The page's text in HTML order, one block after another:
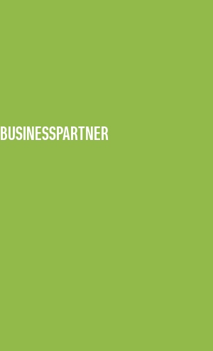
BUSINESSPARTNER